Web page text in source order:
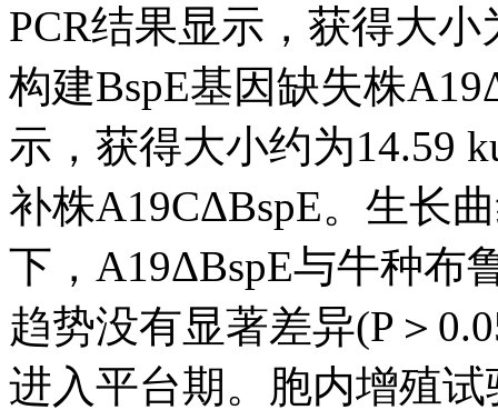
PCR结果显示，获得大
构建BspE基因缺失株
示，获得大小约为14.59
补株A19CΔBspE。生长
下，A19ΔBspE与牛种布
趋势没有显著差异(P＞
进入平台期。胞内增殖